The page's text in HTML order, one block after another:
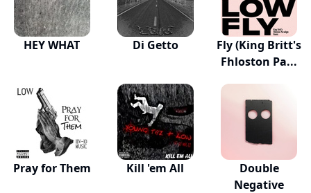
HEY WHAT Di Getto
Fly (King Britt's
Fhloston Pa...
Pray for Them Kill 'em All
Double
Negative